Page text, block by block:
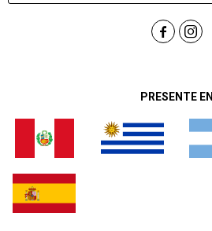
PRESENTE EN
 